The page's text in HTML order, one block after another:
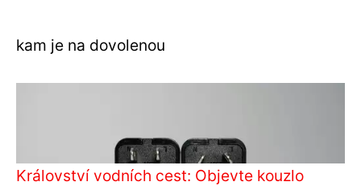
kam je na dovolenou
Království vodních cest: Objevte kouzlo